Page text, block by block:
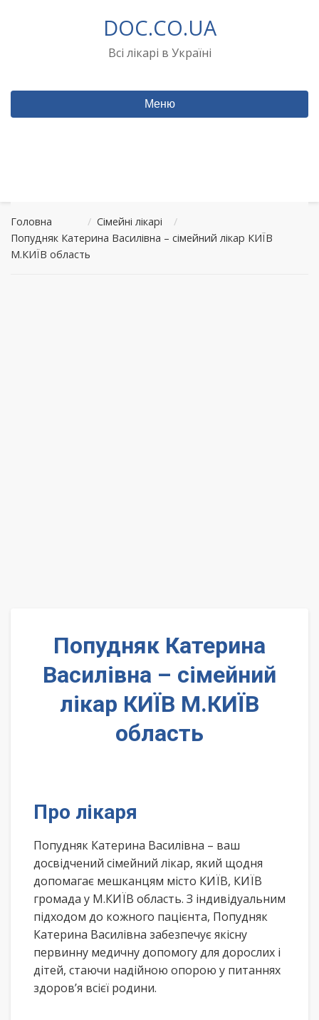
DOC.CO.UA
Всі лікарі в Україні
Меню
Головна / Сімейні лікарі
/
Попудняк Катерина Василівна – сімейний лікар КИЇВ
М.КИЇВ область
Попудняк Катерина
Василівна – сімейний
лікар КИЇВ М.КИЇВ
область
Про лікаря
Попудняк Катерина Василівна – ваш
досвідчений сімейний лікар, який щодня
допомагає мешканцям місто КИЇВ, КИЇВ
громада у М.КИЇВ область. З індивідуальним
підходом до кожного пацієнта, Попудняк
Катерина Василівна забезпечує якісну
первинну медичну допомогу для дорослих і
дітей, стаючи надійною опорою у питаннях
здоров’я всієї родини.